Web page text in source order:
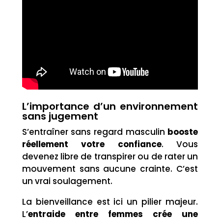
L’importance d’un environnement
sans jugement
S’entraîner sans regard masculin booste
réellement votre confiance. Vous
devenez libre de transpirer ou de rater un
mouvement sans aucune crainte. C’est
un vrai soulagement.
La bienveillance est ici un pilier majeur.
L’entraide entre femmes crée une